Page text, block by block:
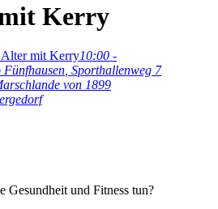
Kerry
mit Kerry10:00 -
Fünfhausen, Sporthallenweg 7
von 1899
Gesundheit und Fitness tun?